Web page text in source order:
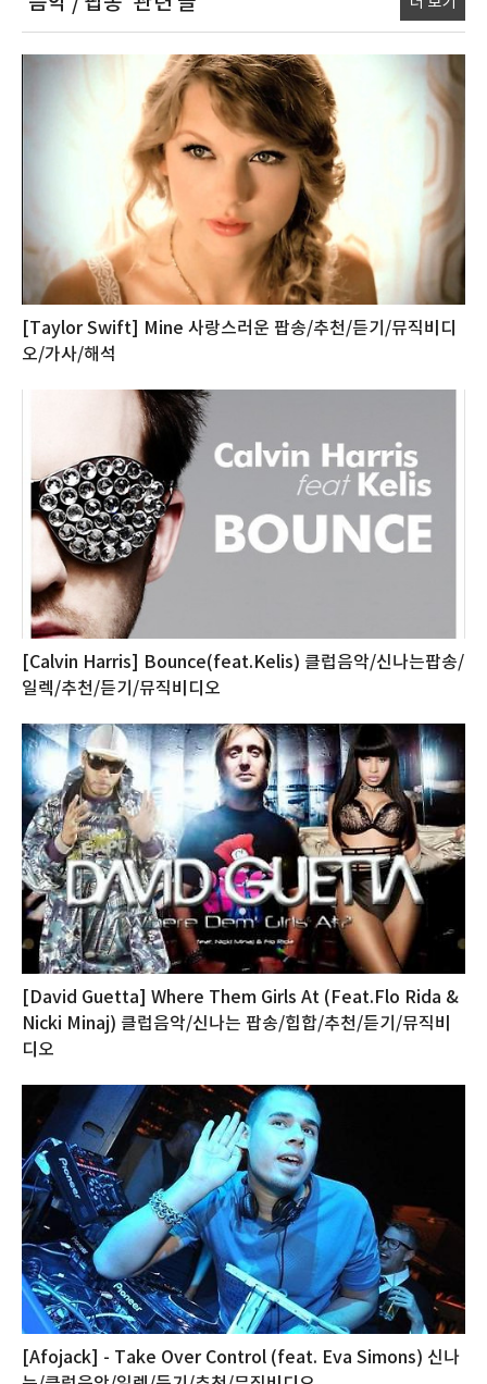
[Taylor Swift] Mine 사랑스러운 팝송/추천/듣기/뮤직비디
오/가사/해석
[Calvin Harris] Bounce(feat.Kelis) 클럽음악/신나는팝송/
일렉/추천/듣기/뮤직비디오
[David Guetta] Where Them Girls At (Feat.Flo Rida &
Nicki Minaj) 클럽음악/신나는 팝송/힙합/추천/듣기/뮤직비
디오
[Afojack] - Take Over Control (feat. Eva Simons) 신나